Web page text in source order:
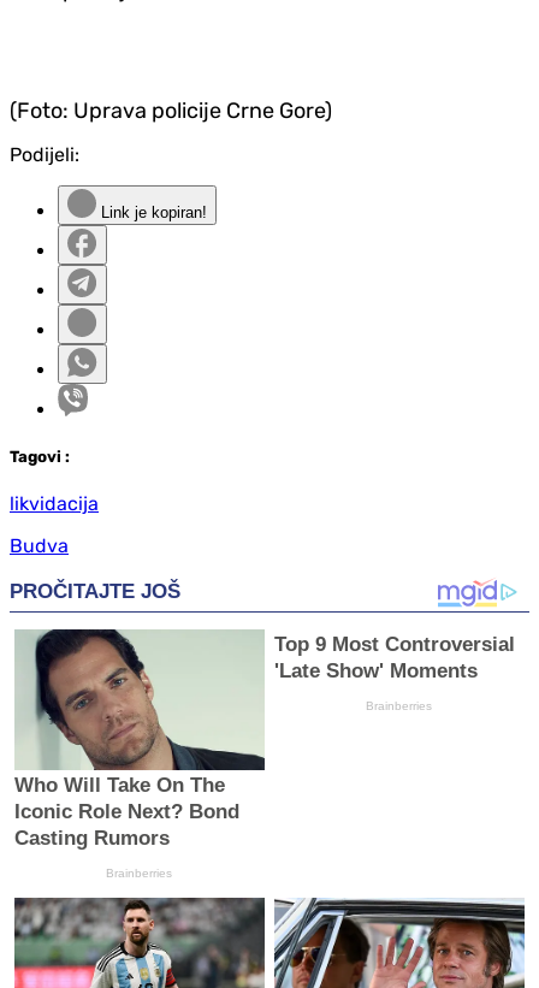
(Foto: Uprava policije Crne Gore)
Podijeli:
Link je kopiran!
Tagovi :
likvidacija
Budva